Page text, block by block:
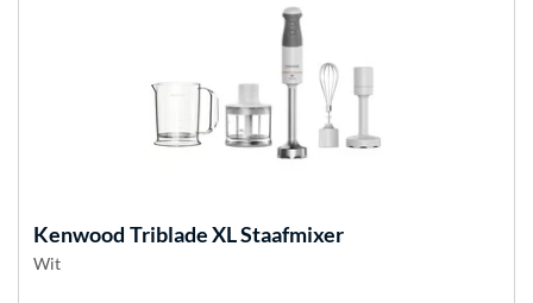
Kenwood Triblade XL Staafmixer
Wit